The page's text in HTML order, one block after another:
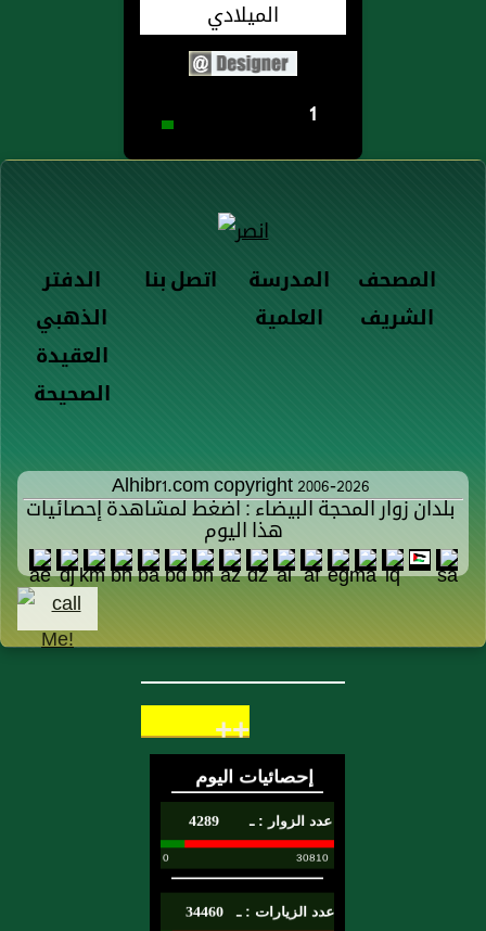
1
الدفتر
الذهبي
اتصل بنا
المدرسة
العلمية
المصحف
الشريف
العقيدة
الصحيحة
Alhibr1.com copyright 2006-2026
بلدان زوار المحجة البيضاء : اضغط لمشاهدة إحصائيات
هذا اليوم
++